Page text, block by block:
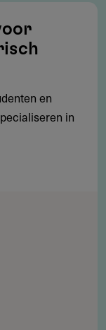
van
bouw- of
verleend
subsidiabele
badkamer
en
in